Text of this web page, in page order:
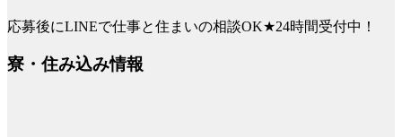
応募後にLINEで仕事と住まいの相談OK★24時間受付中！
寮・住み込み情報